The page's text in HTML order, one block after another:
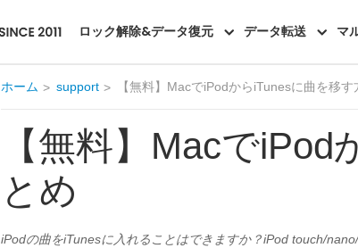
ロック解除&データ復元 データ転送 マ
AnyTrans
ホーム support 【無料】MacでiPodからiTunesに曲を移
【無料】Macで
とめ
iPodの曲をiTunesに入れることはできますか？iPod touch/